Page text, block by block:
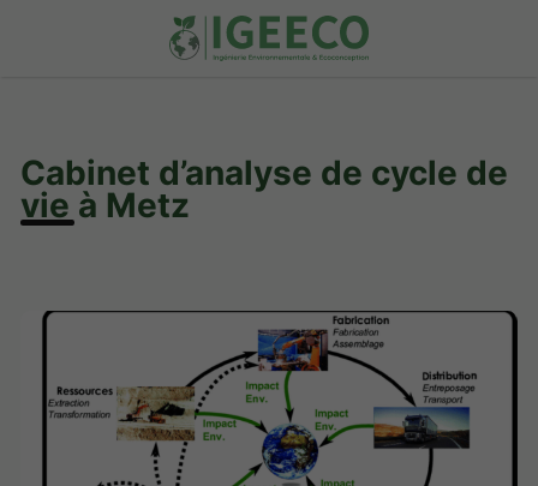
Cabinet d’analyse de cycle de
vie à Metz